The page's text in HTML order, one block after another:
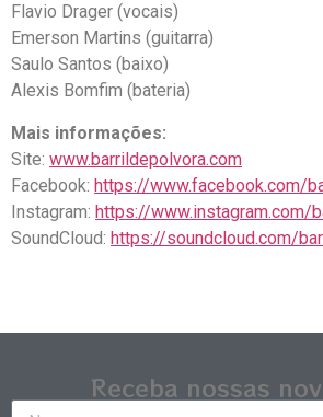
Flavio Drager (vocais)
Emerson Martins (guitarra)
Saulo Santos (baixo)
Alexis Bomfim (bateria)
Mais informações:
Site: www.barrildepolvora.com
Facebook: https://www.facebook.com/
Instagram: https://www.instagram.com/
SoundCloud: https://soundcloud.com/
Receba nossas